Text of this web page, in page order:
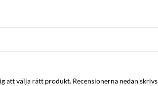
att välja rätt produkt. Recensionerna nedan skrivs